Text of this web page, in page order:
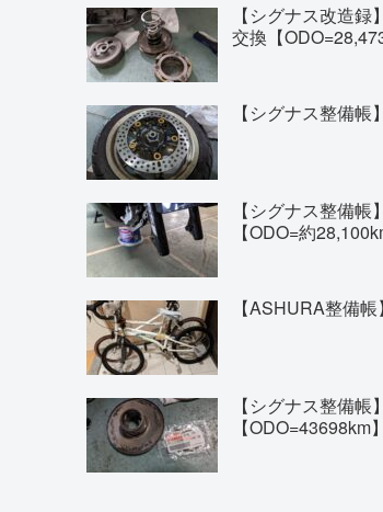
【シグナス改造
交換【
【シグナス整備
【シグナス整備
【ODO=約
【ASHURA整備
【シグナス整備
【ODO=43698km】